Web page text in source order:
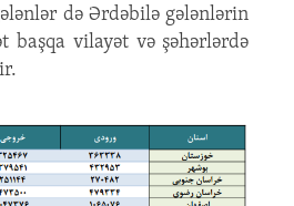
də Ərdəbilə gələnlərin
başqa vilayət və şəhərlərdə